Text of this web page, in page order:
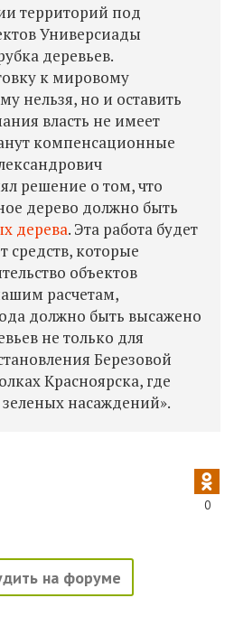
территорий под
Универсиады
деревьев.
к мировому
нельзя, но и оставить
власть не имеет
компенсационные
решение о том, что
дерево должно быть
дерева. Эта работа будет
средств, которые
объектов
расчетам,
должно быть высажено
не только для
Березовой
Красноярска, где
зеленых насаждений».
0
на форуме